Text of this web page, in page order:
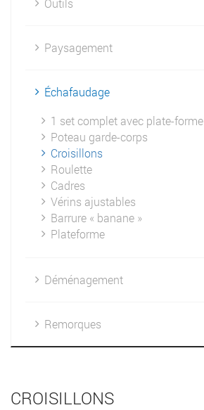
Outils
Paysagement
Échafaudage
1 set complet avec plate-forme
Poteau garde-corps
Croisillons
Roulette
Cadres
Vérins ajustables
Barrure « banane »
Plateforme
Déménagement
Remorques
CROISILLONS